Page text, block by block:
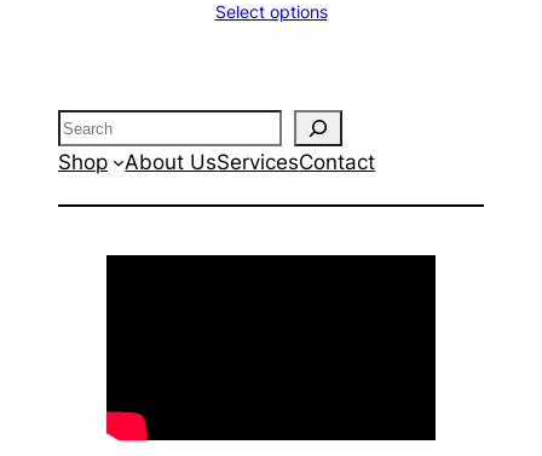
Select options
Search
Shop
About UsServicesContact